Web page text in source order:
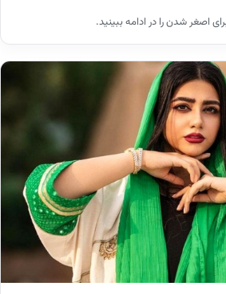
اصغر شدن را در ادامه ببینید.